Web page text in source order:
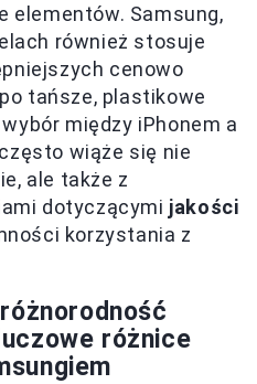
elementów. Samsung,
również stosuje
cenowo
tańsze, plastikowe
między iPhonem a
wiąże się nie
ale także z
dotyczącymi jakości
korzystania z
różnice